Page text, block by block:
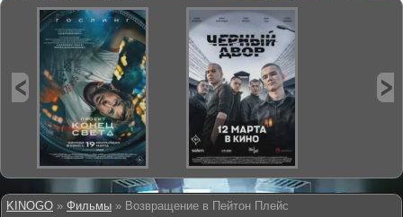
KINOGO » Фильмы » Возвращение в Пейтон Плейс